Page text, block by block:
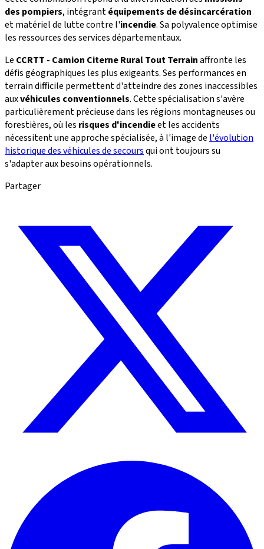
des pompiers, intégrantéquipements de désincarcération
et matériel de lutte contre l'incendie. Sa polyvalence optimise
les ressources des services départementaux.
Le CCRTT - Camion Citerne Rural Tout Terrainaffronte les
défis géographiques les plus exigeants. Ses performances en
terrain difficile permettent d'atteindre des zones inaccessibles
auxvéhicules conventionnels. Cette spécialisation s'avère
particulièrement précieuse dans les régions montagneuses ou
forestières, où les risques d'incendieet les accidents
nécessitent une approche spécialisée, à l'image de l'évolution
historique des véhicules de secoursqui ont toujours su
s'adapter aux besoins opérationnels.
Partager